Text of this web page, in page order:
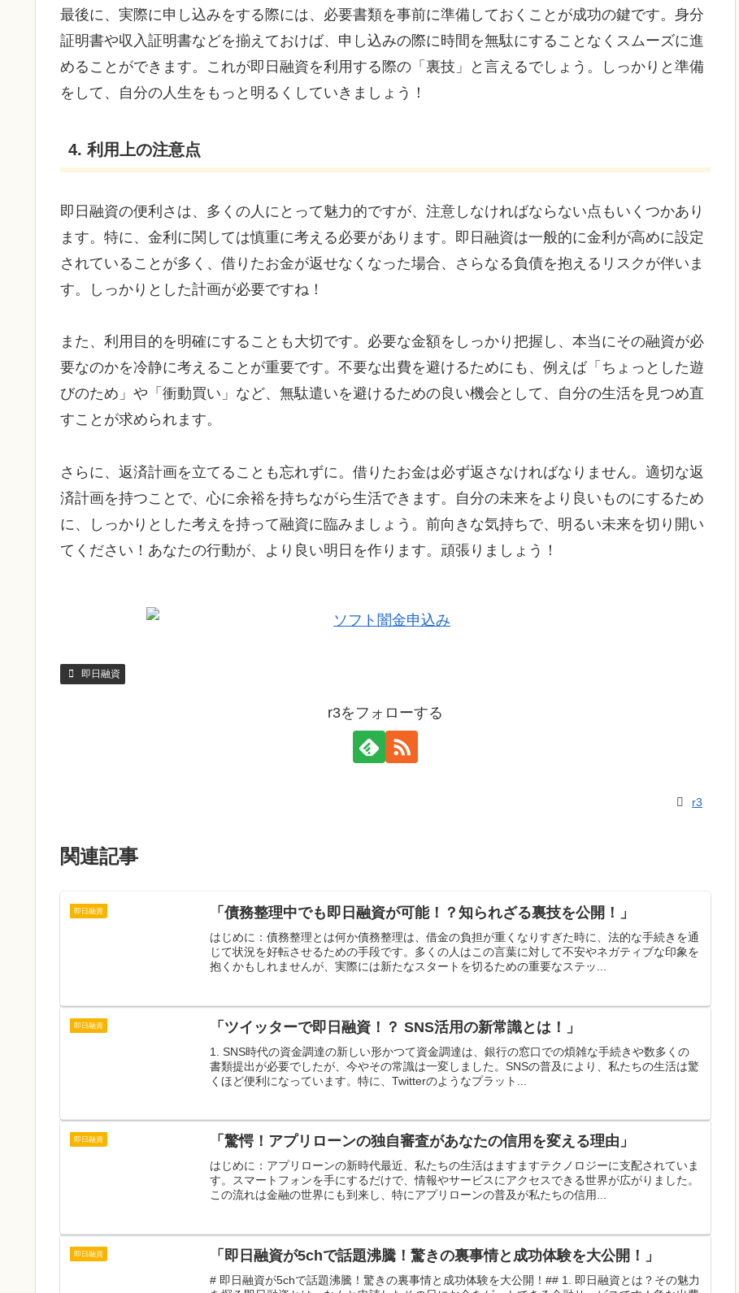
最後に、実際に申し込みをする際には、必要書類を事前に準備しておくことが成功の鍵です。身分
証明書や収入証明書などを揃えておけば、申し込みの際に時間を無駄にすることなくスムーズに進
めることができます。これが即日融資を利用する際の「裏技」と言えるでしょう。しっかりと準備
をして、自分の人生をもっと明るくしていきましょう！
4. 利用上の注意点
即日融資の便利さは、多くの人にとって魅力的ですが、注意しなければならない点もいくつかあり
ます。特に、金利に関しては慎重に考える必要があります。即日融資は一般的に金利が高めに設定
されていることが多く、借りたお金が返せなくなった場合、さらなる負債を抱えるリスクが伴いま
す。しっかりとした計画が必要ですね！
また、利用目的を明確にすることも大切です。必要な金額をしっかり把握し、本当にその融資が必
要なのかを冷静に考えることが重要です。不要な出費を避けるためにも、例えば「ちょっとした遊
びのため」や「衝動買い」など、無駄遣いを避けるための良い機会として、自分の生活を見つめ直
すことが求められます。
さらに、返済計画を立てることも忘れずに。借りたお金は必ず返さなければなりません。適切な返
済計画を持つことで、心に余裕を持ちながら生活できます。自分の未来をより良いものにするため
に、しっかりとした考えを持って融資に臨みましょう。前向きな気持ちで、明るい未来を切り開い
てください！あなたの行動が、より良い明日を作ります。頑張りましょう！
即日融資
r3をフォローする
r3
関連記事
即日融資 「債務整理中でも即日融資が可能！？知られざる裏技を公開！」
はじめに：債務整理とは何か債務整理は、借金の負担が重くなりすぎた時に、法的な手続きを通
じて状況を好転させるための手段です。多くの人はこの言葉に対して不安やネガティブな印象を
抱くかもしれませんが、実際には新たなスタートを切るための重要なステッ...
即日融資 「ツイッターで即日融資！？ SNS活用の新常識とは！」
1. SNS時代の資金調達の新しい形かつて資金調達は、銀行の窓口での煩雑な手続きや数多くの
書類提出が必要でしたが、今やその常識は一変しました。SNSの普及により、私たちの生活は驚
くほど便利になっています。特に、Twitterのようなプラット...
即日融資 「驚愕！アプリローンの独自審査があなたの信用を変える理由」
はじめに：アプリローンの新時代最近、私たちの生活はますますテクノロジーに支配されていま
す。スマートフォンを手にするだけで、情報やサービスにアクセスできる世界が広がりました。
この流れは金融の世界にも到来し、特にアプリローンの普及が私たちの信用...
即日融資 「即日融資が5chで話題沸騰！驚きの裏事情と成功体験を大公開！」
# 即日融資が5chで話題沸騰！驚きの裏事情と成功体験を大公開！## 1. 即日融資とは？その魅力